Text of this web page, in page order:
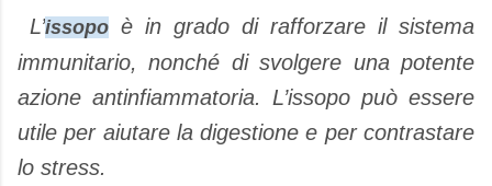
L’issopo è in grado di rafforzare il sistema
immunitario, nonché di svolgere una potente
azione antinfiammatoria. L’issopo può essere
utile per aiutare la digestione e per contrastare
lo stress.